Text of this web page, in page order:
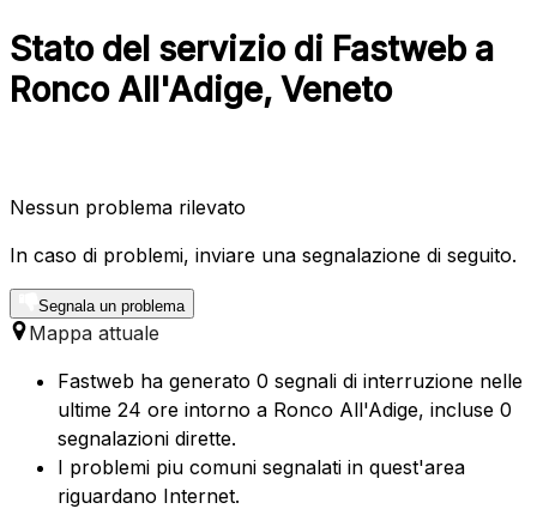
Stato del servizio di Fastweb a
Ronco All'Adige, Veneto
Nessun problema rilevato
In caso di problemi, inviare una segnalazione di seguito.
Segnala un problema
Mappa attuale
Fastweb ha generato 0 segnali di interruzione nelle
ultime 24 ore intorno a Ronco All'Adige, incluse 0
segnalazioni dirette.
I problemi piu comuni segnalati in quest'area
riguardano Internet.